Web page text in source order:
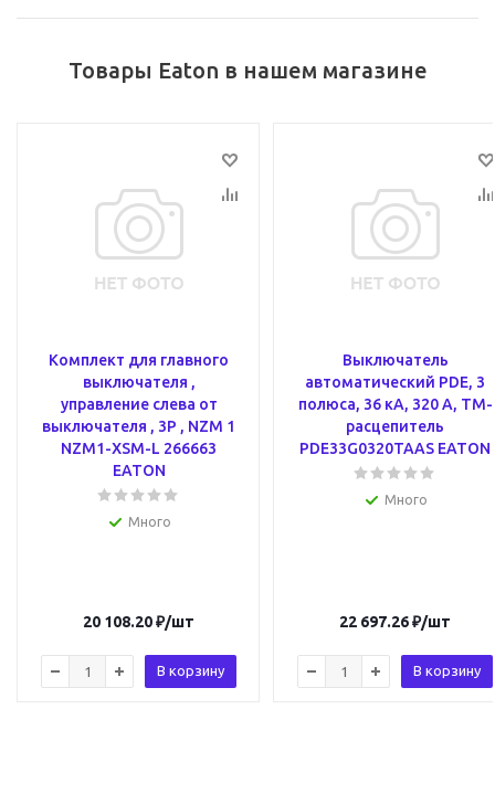
Товары Eaton в нашем магазине
Комплект для главного
выключателя ,
управление слева от
выключателя , 3P , NZM 1
NZM1-XSM-L 266663
EATON
Много
20 108.20₽/шт
В корзину
Выключатель
автоматический PDE, 3
полюса, 36 кА, 320 А, ТМ-
расцепитель
PDE33G0320TAAS EATON
Много
22 697.26₽/шт
В корзину